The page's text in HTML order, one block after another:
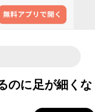
のに足が細くな